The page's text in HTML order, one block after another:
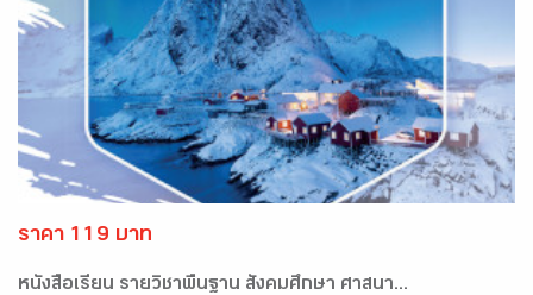
ราคา 119 บาท
หนังสือเรียน รายวิชาพื้นฐาน สังคมศึกษา ศาสนา...